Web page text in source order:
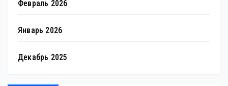
Февраль 2026
Январь 2026
Декабрь 2025